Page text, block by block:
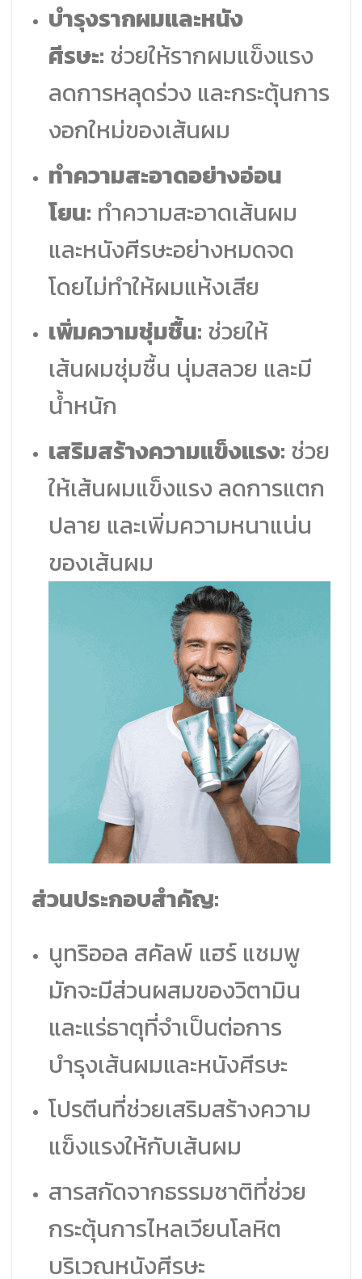
บำรุงรากผมและหนัง
ศีรษะ: ช่วยให้รากผมแข็งแรง
ลดการหลุดร่วง และกระตุ้นการ
งอกใหม่ของเส้นผม
ทำความสะอาดอย่างอ่อน
โยน: ทำความสะอาดเส้นผม
และหนังศีรษะอย่างหมดจด
โดยไม่ทำให้ผมแห้งเสีย
เพิ่มความชุ่มชื้น: ช่วยให้
เส้นผมชุ่มชื้น นุ่มสลวย และมี
น้ำหนัก
เสริมสร้างความแข็งแรง: ช่วย
ให้เส้นผมแข็งแรง ลดการแตก
ปลาย และเพิ่มความหนาแน่น
ของเส้นผม
ส่วนประกอบสำคัญ:
นูทริออล สคัลพ์ แฮร์ แชมพู
มักจะมีส่วนผสมของวิตามิน
และแร่ธาตุที่จำเป็นต่อการ
บำรุงเส้นผมและหนังศีรษะ
โปรตีนที่ช่วยเสริมสร้างความ
แข็งแรงให้กับเส้นผม
สารสกัดจากธรรมชาติที่ช่วย
กระตุ้นการไหลเวียนโลหิต
บริเวณหนังศีรษะ